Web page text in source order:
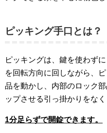
ピッキング手口とは？
ピッキングは、鍵を使わず
を回転方向に回しながら、
品を動かし、内部のロック
ップさせる引っ掛かりをなく
1分足らずで開錠できます。